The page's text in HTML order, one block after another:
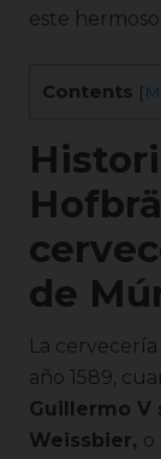
este
Contents [
de
La
año 1589,
Guillermo V
Weissbier, o